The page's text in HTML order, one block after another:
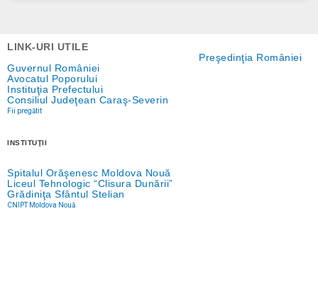
LINK-URI UTILE
Preşedinţia României
Guvernul României
Avocatul Poporului
Instituţia Prefectului
Consiliul Judeţean Caraş-Severin
Fii pregătit
INSTITUŢII
Spitalul Orăşenesc Moldova Nouă
Liceul Tehnologic “Clisura Dunării”
Grădiniţa Sfântul Stelian
CNIPT Moldova Nouă